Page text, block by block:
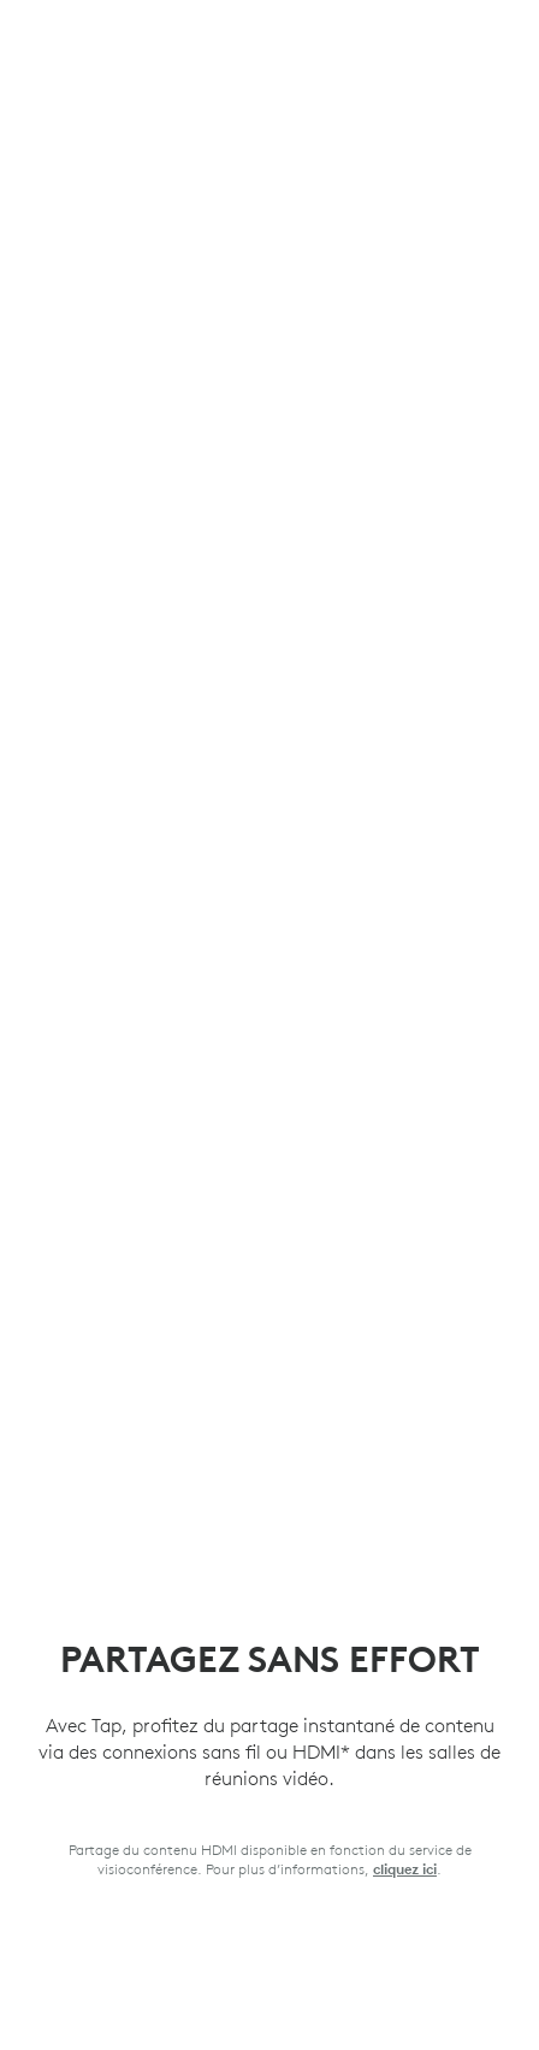
PARTAGEZ SANS EFFORT
Avec Tap, profitez du partage instantané de contenu
via des connexions sans fil ou HDMI* dans les salles de
réunions vidéo.
Partage du contenu HDMI disponible en fonction du service de
visioconférence. Pour plus d’informations, cliquez ici